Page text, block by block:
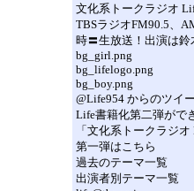
文化系トークラジオ
TBSラジオFM90.5、
時〓生放送！出演は鈴
bg_girl.png
bg_lifelogo.png
bg_boy.png
@Life954 からのツイ
Life書籍化第二弾がで
「文化系トークラジオ
第一弾はこちら
過去のテーマ一覧
出演者別テーマ一覧